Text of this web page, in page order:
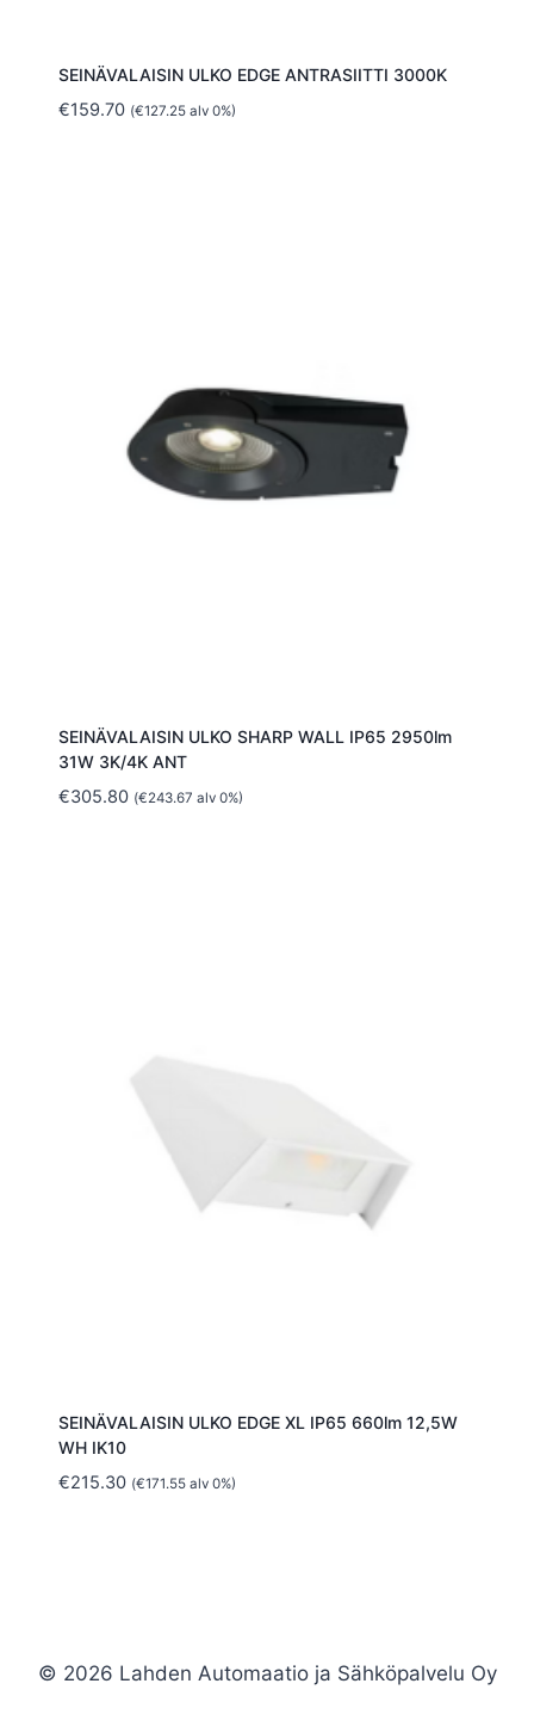
SEINÄVALAISIN ULKO EDGE ANTRASIITTI 3000K
€159.70 (€127.25alv 0%)
SEINÄVALAISIN ULKO SHARP WALL IP65 2950lm
31W 3K/4K ANT
€305.80 (€243.67 alv 0%)
SEINÄVALAISIN ULKO EDGE XL IP65 660lm 12,5W
WH IK10
€215.30 (€171.55alv 0%)
© 2026 Lahden Automaatio ja Sähköpalvelu Oy